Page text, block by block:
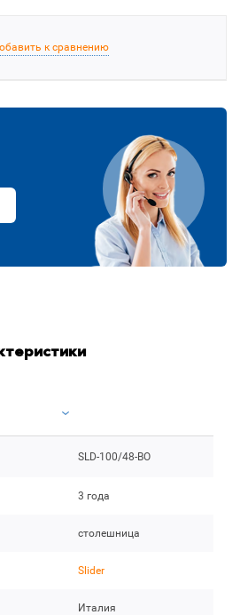
к сравнению
SLD-100/48-BO
3 года
столешница
Slider
Италия